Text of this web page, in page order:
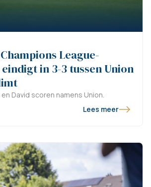
aanspreekpunt op en
League-
in 3-3 tussen Union
David scoren namens Union.
Lees meer